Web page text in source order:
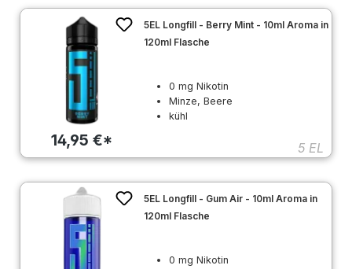
14,95 €*
5EL Longfill - Berry Mint - 10ml Aroma in
120ml Flasche
0 mg Nikotin
Minze, Beere
kühl
5 EL
5EL Longfill - Gum Air - 10ml Aroma in
120ml Flasche
0 mg Nikotin